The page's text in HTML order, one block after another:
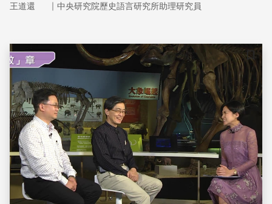
王道還 ｜ 中央研究院歷史語言研究所助理研究員
儲存